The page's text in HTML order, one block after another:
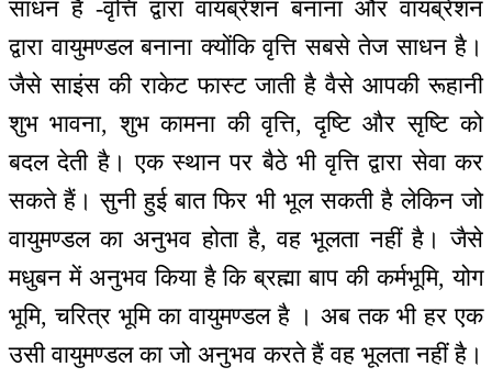
साधन है -वृत्ति द्वारा वायब्रेशन बनाना और वायब्रेशन
द्वारा वायुमण्डल बनाना क्योंकि वृत्ति सबसे तेज साधन है।
जैसे साइंस की राकेट फास्ट जाती है वैसे आपकी रूहानी
शुभ भावना, शुभ कामना की वृत्ति, दृष्टि और सृष्टि को
बदल देती है। एक स्थान पर बैठे भी वृत्ति द्वारा सेवा कर
सकते हैं। सुनी हुई बात फिर भी भूल सकती है लेकिन जो
वायुमण्डल का अनुभव होता है, वह भूलता नहीं है। जैसे
मधुबन में अनुभव किया है कि ब्रह्मा बाप की कर्मभूमि, योग
भूमि, चरित्र भूमि का वायुमण्डल है । अब तक भी हर एक
उसी वायुमण्डल का जो अनुभव करते हैं वह भूलता नहीं है।